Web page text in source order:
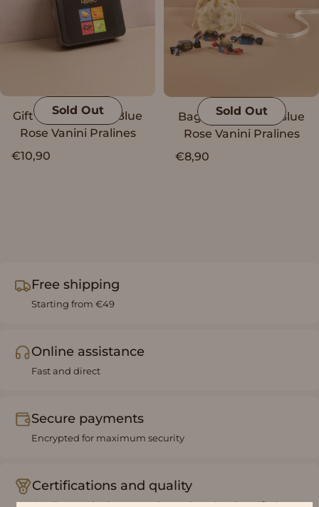
Sold Out
Gift Box Assorted Blue
Rose Vanini Pralines
€10,90
Sold Out
Bag Stelline with Blue
Rose Vanini Pralines
€8,90
Free shipping
Starting from €49
Online assistance
Fast and direct
Secure payments
Encrypted for maximum security
Certifications and quality